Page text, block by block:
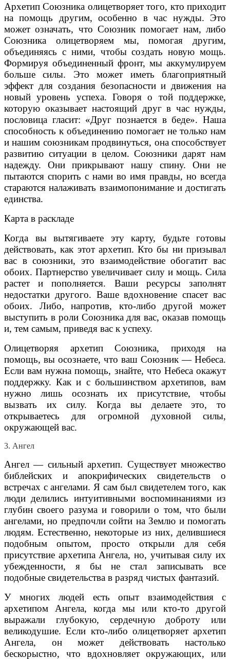
Архетип Союзника олицетворяет того, кто приходит
на помощь другим, особенно в час нужды. Это
может означать, что Союзник помогает нам, либо
Союзника олицетворяем мы, помогая другим,
объединяясь с ними, чтобы создать новую мощь.
Формируя объединенный фронт, мы аккумулируем
больше силы. Это может иметь благоприятный
эффект для создания безопасности и движения на
новый уровень успеха. Говоря о той поддержке,
которую оказывает настоящий друг в час нужды,
пословица гласит: «Друг познается в беде». Наша
способность к объединению помогает не только нам
и нашим союзникам продвинуться, она способствует
развитию ситуации в целом. Союзники дарят нам
надежду. Они прикрывают нашу спину. Они не
пытаются спорить с нами во имя правды, но всегда
стараются налаживать взаимопонимание и достигать
единства.
Карта в раскладе
Когда вы вытягиваете эту карту, будьте готовы
действовать, как этот архетип. Кто бы ни призывал
вас в союзники, это взаимодействие обогатит вас
обоих. Партнерство увеличивает силу и мощь. Сила
растет и пополняется. Ваши ресурсы заполнят
недостатки другого. Ваше вдохновение спасет вас
обоих. Либо, напротив, кто-либо другой может
выступить в роли Союзника для вас, оказав помощь
и, тем самым, приведя вас к успеху.
Олицетворяя архетип Союзника, приходя на
помощь, вы осознаете, что ваш Союзник — Небеса.
Если вам нужна помощь, знайте, что Небеса окажут
поддержку. Как и с большинством архетипов, вам
нужно лишь осознать их присутствие, чтобы
вызвать их силу. Когда вы делаете это, то
открываетесь для огромной духовной силы,
окружающей вас.
3. Ангел
Ангел — сильный архетип. Существует множество
библейских и апокрифических свидетельств о
встречах с ангелами. Я сам был свидетелем того, как
люди делились интуитивными воспоминаниями из
глубин своего разума и говорили о том, что были
ангелами, но предпочли сойти на Землю и помогать
людям. Естественно, некоторые из них, делившиеся
подобным опытом, просто открыли для себя
присутствие архетипа Ангела, но, учитывая силу их
убежденности, я бы не стал записывать все
подобные свидетельства в разряд чистых фантазий.
У многих людей есть опыт взаимодействия с
архетипом Ангела, когда мы или кто-то другой
выражали глубокую, сердечную доброту или
великодушие. Если кто-либо олицетворяет архетип
Ангела, он может действовать настолько
бескорыстно, что вдохновляет окружающих, или